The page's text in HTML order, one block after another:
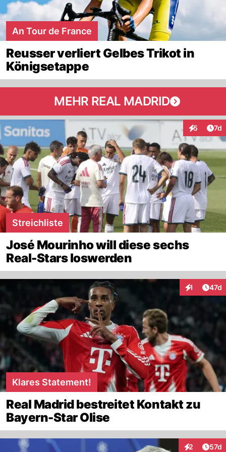
An Tour de France
Reusser verliert Gelbes Trikot in
Königsetappe
MEHR REAL MADRID
5 7d
Streichliste
José Mourinho will diese sechs
Real-Stars loswerden
1 47d
Klares Statement!
Real Madrid bestreitet Kontakt zu
Bayern-Star Olise
2
Interaktionen
57d